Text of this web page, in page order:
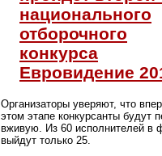
национального
отборочного
конкурса
Евровидение
Организаторы уверяют, что
этом этапе конкурсанты будут
вживую. Из 60 исполнителей в
выйдут только 25.